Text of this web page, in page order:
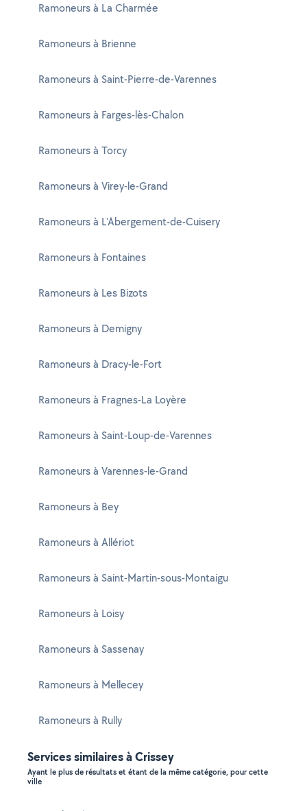
Ramoneurs à La Charmée
Ramoneurs à Brienne
Ramoneurs à Saint-Pierre-de-Varennes
Ramoneurs à Farges-lès-Chalon
Ramoneurs à Torcy
Ramoneurs à Virey-le-Grand
Ramoneurs à L'Abergement-de-Cuisery
Ramoneurs à Fontaines
Ramoneurs à Les Bizots
Ramoneurs à Demigny
Ramoneurs à Dracy-le-Fort
Ramoneurs à Fragnes-La Loyère
Ramoneurs à Saint-Loup-de-Varennes
Ramoneurs à Varennes-le-Grand
Ramoneurs à Bey
Ramoneurs à Allériot
Ramoneurs à Saint-Martin-sous-Montaigu
Ramoneurs à Loisy
Ramoneurs à Sassenay
Ramoneurs à Mellecey
Ramoneurs à Rully
Services similaires à Crissey
Ayant le plus de résultats et étant de la même catégorie, pour cette
ville